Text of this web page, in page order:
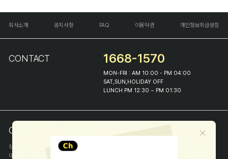
회사소개 공지사항 FAQ 이용약관 개인정보취급방침
CONTACT 1668-1570
MON-FRI : AM 10:00 - PM 04:00
SAT,SUN,HOLIDAY OFF
LUNCH PM 12:30 ~ PM 01:30
COMPANY INFO
상호
(주)해피프린스
대표